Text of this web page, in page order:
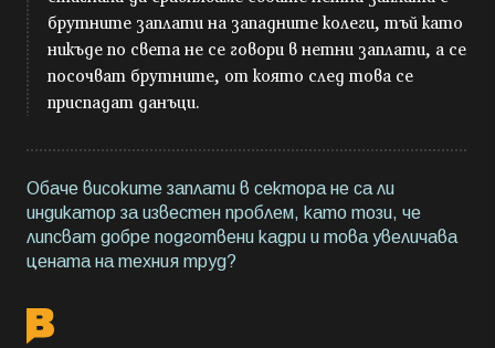
брутните заплати на западните колеги, тъй като
никъде по света не се говори в нетни заплати, а се
посочват брутните, от която след това се
приспадат данъци.
Обаче високите заплати в сектора не са ли
индикатор за известен проблем, като този, че
липсват добре подготвени кадри и това увеличава
цената на техния труд?